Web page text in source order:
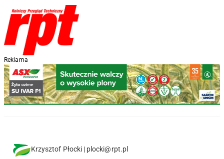
Reklama
Krzysztof Płocki | plocki@rpt.pl